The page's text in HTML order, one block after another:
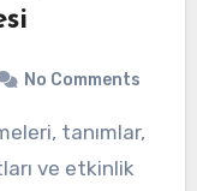
No Comments
ve etkinlik